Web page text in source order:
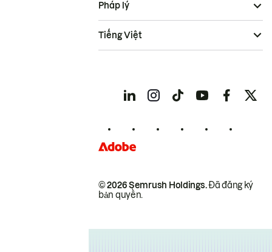
© 2026 Semrush Holdings.Đã đăng ký
bản quyền.
Pháp lý
Tiếng Việt